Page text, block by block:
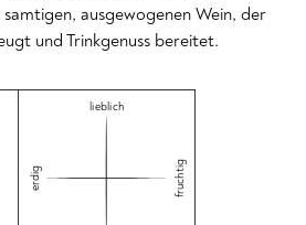
samtigen, ausgewogenen Wein, der
und Trinkgenuss bereitet.
lieblich
erdig fruchtig